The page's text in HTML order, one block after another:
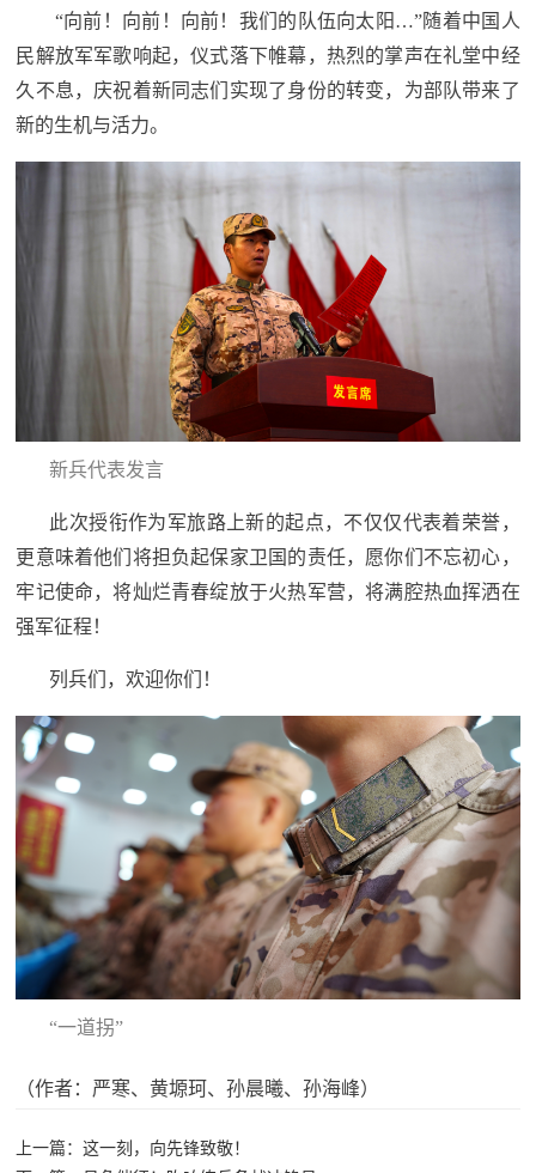
军
人
风
军
务
退
役
军
人
务
化
国
防
国
防
色
文
旅
关
们
“向前！向前！向前！我们的队伍向太阳…”随着中国人
民解放军军歌响起，仪式落下帷幕，热烈的掌声在礼堂中经
久不息，庆祝着新同志们实现了身份的转变，为部队带来了
新的生机与活力。
新兵代表发言
此次授衔作为军旅路上新的起点，不仅仅代表着荣誉，
更意味着他们将担负起保家卫国的责任，愿你们不忘初心，
牢记使命，将灿烂青春绽放于火热军营，将满腔热血挥洒在
强军征程！
列兵们，欢迎你们！
“一道拐”
（作者：严寒、黄塬珂、孙晨曦、孙海峰）
上一篇：这一刻，向先锋致敬！